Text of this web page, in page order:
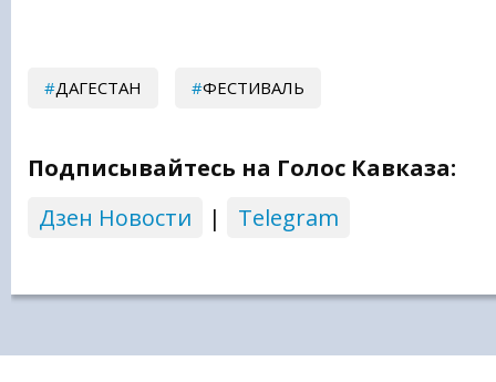
ДАГЕСТАН ФЕСТИВАЛЬ
Подписывайтесь на Голос Кавказа:
Дзен Новости
| Telegram